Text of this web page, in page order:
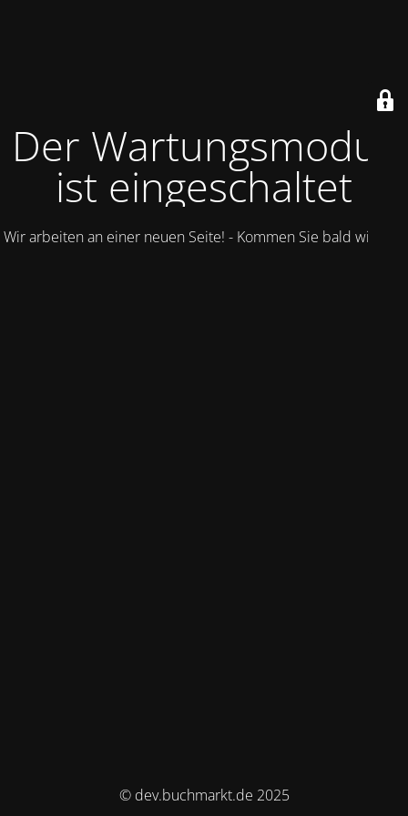
Der Wartungsmodus
ist eingeschaltet
Wir arbeiten an einer neuen Seite! - Kommen Sie bald wieder.
© dev.buchmarkt.de 2025